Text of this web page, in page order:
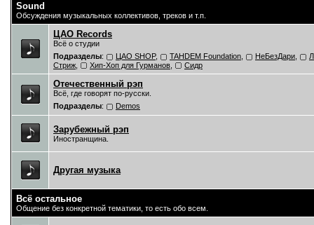
Sound
Обсуждения музыкальных коллективов, треков и т.п.
ЦAO Records
Всё о студии
Подразделы: ЦАО SHOP, TAHDEM Foundation НеБезДари
Стриж
Хип-Хоп для Гурманов Сидр
Отечественный рэп
Всё, где говорят по-русски.
Подразделы: Demos
Зарубежный рэп
Иностранщина.
Другая музыка
Всё остальное
Общение без конкретной тематики, то есть обо всем.